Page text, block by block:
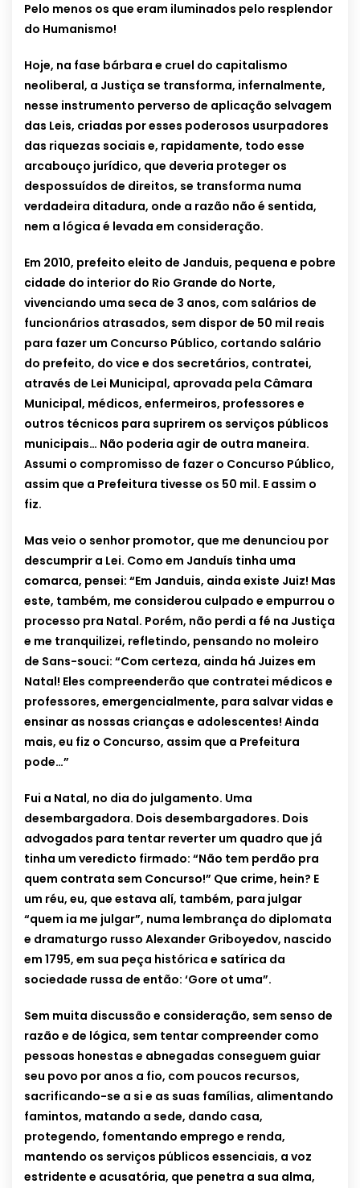
Pelo menos os que eram iluminados pelo resplendor
do Humanismo!
Hoje, na fase bárbara e cruel do capitalismo
neoliberal, a Justiça se transforma, infernalmente,
nesse instrumento perverso de aplicação selvagem
das Leis, criadas por esses poderosos usurpadores
das riquezas sociais e, rapidamente, todo esse
arcabouço jurídico, que deveria proteger os
despossuídos de direitos, se transforma numa
verdadeira ditadura, onde a razão não é sentida,
nem a lógica é levada em consideração.
Em 2010, prefeito eleito de Janduis, pequena e pobre
cidade do interior do Rio Grande do Norte,
vivenciando uma seca de 3 anos, com salários de
funcionários atrasados, sem dispor de 50 mil reais
para fazer um Concurso Público, cortando salário
do prefeito, do vice e dos secretários, contratei,
através de Lei Municipal, aprovada pela Câmara
Municipal, médicos, enfermeiros, professores e
outros técnicos para suprirem os serviços públicos
municipais… Não poderia agir de outra maneira.
Assumi o compromisso de fazer o Concurso Público,
assim que a Prefeitura tivesse os 50 mil. E assim o
fiz.
Mas veio o senhor promotor, que me denunciou por
descumprir a Lei. Como em Janduís tinha uma
comarca, pensei: “Em Janduis, ainda existe Juiz! Mas
este, também, me considerou culpado e empurrou o
processo pra Natal. Porém, não perdi a fé na Justiça
e me tranquilizei, refletindo, pensando no moleiro
de Sans-souci: “Com certeza, ainda há Juizes em
Natal! Eles compreenderão que contratei médicos e
professores, emergencialmente, para salvar vidas e
ensinar as nossas crianças e adolescentes! Ainda
mais, eu fiz o Concurso, assim que a Prefeitura
pode…”
Fui a Natal, no dia do julgamento. Uma
desembargadora. Dois desembargadores. Dois
advogados para tentar reverter um quadro que já
tinha um veredicto firmado: “Não tem perdão pra
quem contrata sem Concurso!” Que crime, hein? E
um réu, eu, que estava alí, também, para julgar
“quem ia me julgar”, numa lembrança do diplomata
e dramaturgo russo Alexander Griboyedov, nascido
em 1795, em sua peça histórica e satírica da
sociedade russa de então: ‘Gore ot uma”.
Sem muita discussão e consideração, sem senso de
razão e de lógica, sem tentar compreender como
pessoas honestas e abnegadas conseguem guiar
seu povo por anos a fio, com poucos recursos,
sacrificando-se a si e as suas famílias, alimentando
famintos, matando a sede, dando casa,
protegendo, fomentando emprego e renda,
mantendo os serviços públicos essenciais, a voz
estridente e acusatória, que penetra a sua alma,